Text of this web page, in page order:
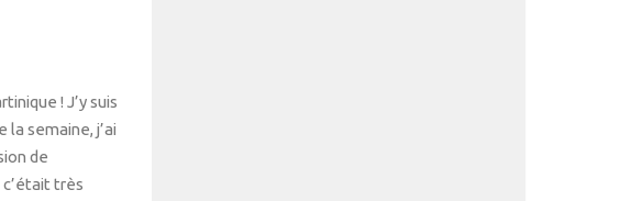
! J’y suis
la semaine, j’ai
de
très